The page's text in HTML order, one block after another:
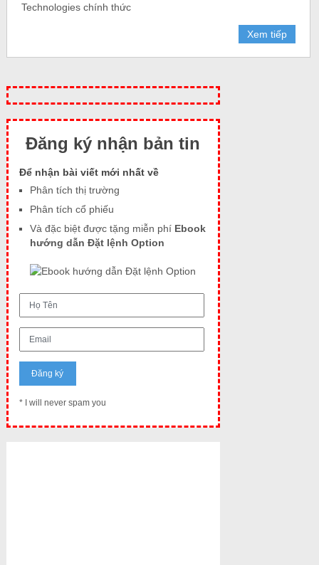
Technologies chính thức
Xem tiếp
Đăng ký nhận bản tin
Để nhận bài viết mới nhất về
Phân tích thị trường
Phân tích cổ phiếu
Và đặc biệt được tặng miễn phí Ebook
hướng dẫn Đặt lệnh Option
* I will never spam you